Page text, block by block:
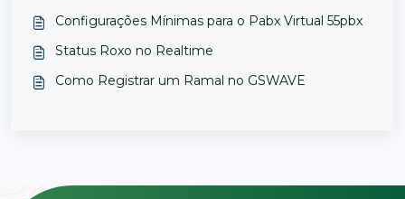
Configurações Mínimas para o Pabx Virtual 55pbx
Status Roxo no Realtime
Como Registrar um Ramal no GSWAVE